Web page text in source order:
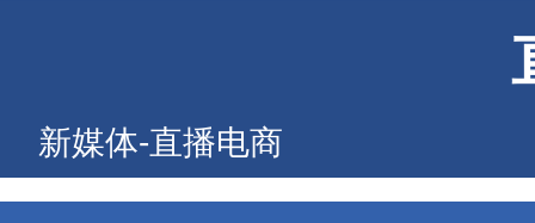
新媒体-直播电商